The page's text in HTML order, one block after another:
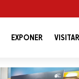
EXPONER VISITAR